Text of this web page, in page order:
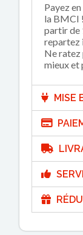
Payez
la BMCI
partir de
repartez
Ne
mieux et
MISE